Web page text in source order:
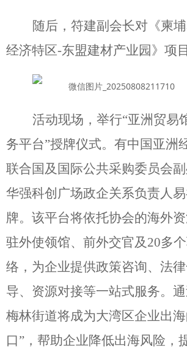
随后，符建副会长对《柬
经济特区-东盟建材产业园》项
活动现场，举行“亚洲贸易
务平台”授牌仪式。有中国亚洲
联合国及国际公共采购委员会
华强科创广场政企关系负责人
牌。该平台将依托协会的海外
驻外使领馆、前外交官及20多
络，为企业提供政策咨询、法
导、资源对接等一站式服务。通
梅林街道将成为大湾区企业出
口”，帮助企业降低出海风险，